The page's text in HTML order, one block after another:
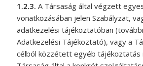
1.2.3. A Társaság által végzett
vonatkozásában jelen Szabályzat,
adatkezelési tájékoztatóban
Adatkezelési Tájékoztató), vagy a
célból közzétett egyéb tájékoztatás